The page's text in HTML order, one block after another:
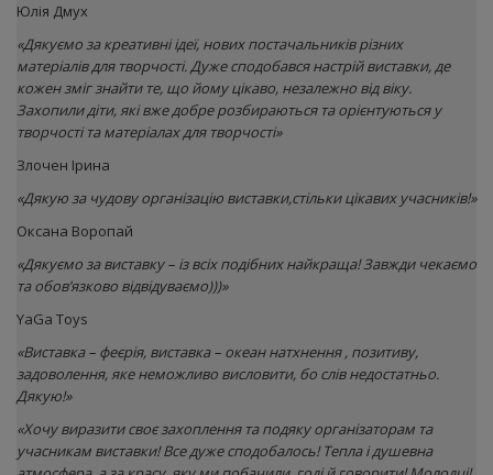
Юлія Дмух
«Дякуємо за креативні ідеї, нових постачальників різних
матеріалів для творчості. Дуже сподобався настрій виставки, де
кожен зміг знайти те, що йому цікаво, незалежно від віку.
Захопили діти, які вже добре розбираються та орієнтуються у
творчості та матеріалах для творчості»
Злочен Ірина
«Дякую за чудову організацію виставки,стільки цікавих учасників!»
Оксана Воропай
«Дякуємо за виставку – із всіх подібних найкраща! Завжди чекаємо
та обов’язково відвідуваємо)))»
YaGa Toys
«Виставка – феєрія, виставка – океан натхнення , позитиву,
задоволення, яке неможливо висловити, бо слів недостатньо.
Дякую!»
«Хочу виразити своє захоплення та подяку організаторам та
учасникам виставки! Все дуже сподобалось! Тепла і душевна